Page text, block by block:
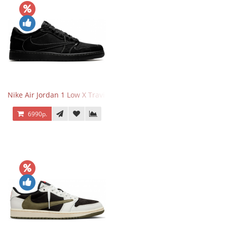
Nike Air Jordan 1 Low X Travis Scott Black Phantom
6990р.